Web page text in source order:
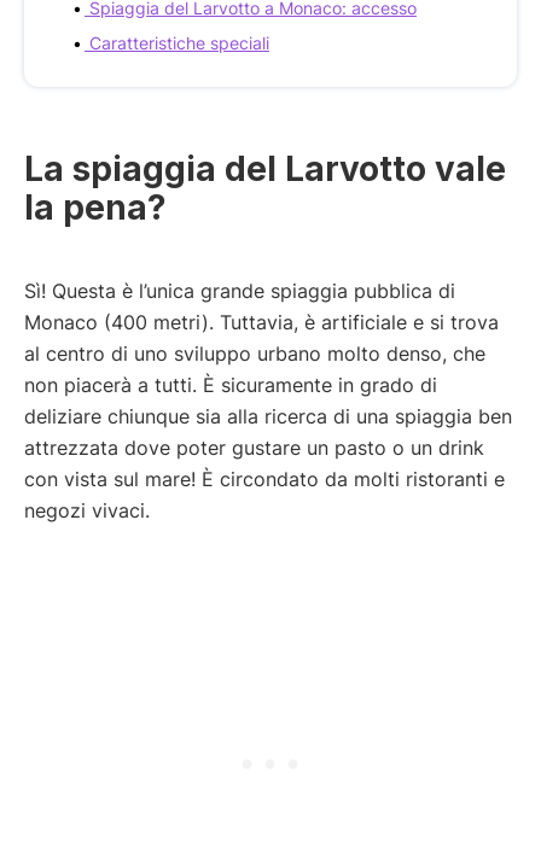
Spiaggia del Larvotto a Monaco: accesso
Caratteristiche speciali
La spiaggia del Larvotto vale
la pena?
Sì! Questa è l’unica grande spiaggia pubblica di
Monaco (400 metri). Tuttavia, è artificiale e si trova
al centro di uno sviluppo urbano molto denso, che
non piacerà a tutti. È sicuramente in grado di
deliziare chiunque sia alla ricerca di una spiaggia ben
attrezzata dove poter gustare un pasto o un drink
con vista sul mare! È circondato da molti ristoranti e
negozi vivaci.